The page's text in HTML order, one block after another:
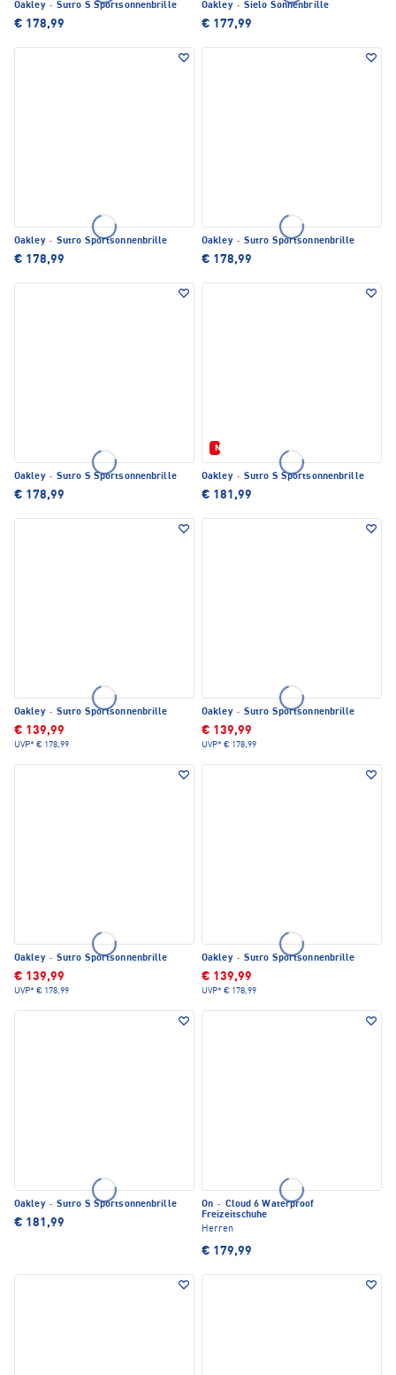
Oakley · Sutro S Sportsonnenbrille
€ 178,99
Oakley · Sielo Sonnenbrille
€ 177,99
Oakley · Sutro Sportsonnenbrille
€ 178,99
Oakley · Sutro Sportsonnenbrille
€ 178,99
Oakley · Sutro S Sportsonnenbrille
€ 178,99
Neu
Oakley · Sutro S Sportsonnenbrille
€ 181,99
Oakley · Sutro Sportsonnenbrille
€ 139,99
UVP* € 178,99
Oakley · Sutro Sportsonnenbrille
€ 139,99
UVP* € 178,99
Oakley · Sutro Sportsonnenbrille
€ 139,99
UVP* € 178,99
Oakley · Sutro Sportsonnenbrille
€ 139,99
UVP* € 178,99
Oakley · Sutro S Sportsonnenbrille
€ 181,99
On · Cloud 6 Waterproof
Freizeitschuhe
Herren
€ 179,99